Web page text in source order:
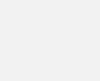
верхних и